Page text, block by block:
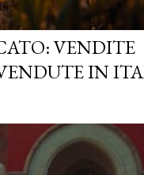
VENDITE
IN